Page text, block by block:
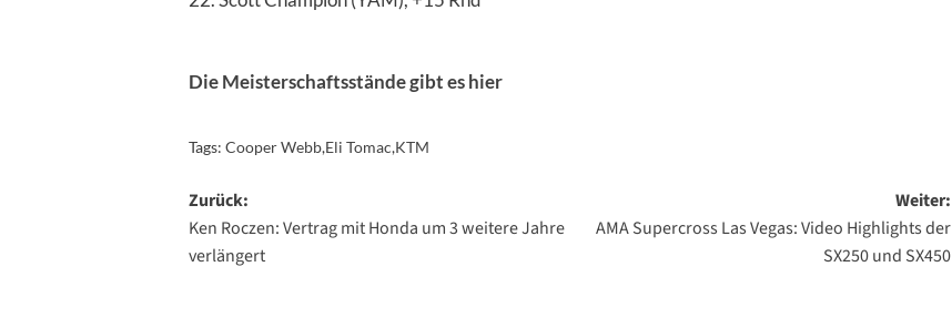
Die Meisterschaftsstände gibt es hier
Tags: Cooper Webb,Eli Tomac,KTM
Beitragsnavigation
Zurück:
Ken Roczen: Vertrag mit Honda um 3 weitere Jahre
verlängert
Weiter:
AMA Supercross Las Vegas: Video Highlights der
SX250 und SX450